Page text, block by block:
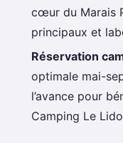
cœur du Marais
principaux et
Réservation
optimale mai-
l’avance pour
Camping Le